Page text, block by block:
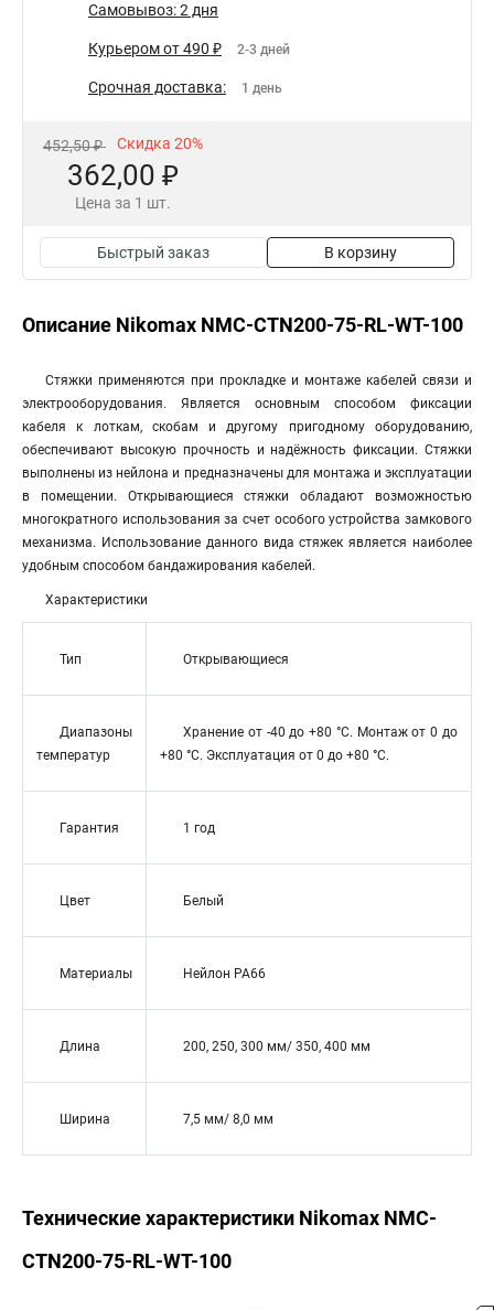
Самовывоз: 2 дня
Курьером от 490 ₽ 2-3 дней
Срочная доставка: 1 день
452,50 ₽ Скидка 20%
362,00 ₽
Цена за 1 шт.
Быстрый заказ В корзину
Описание Nikomax NMC-CTN200-75-RL-WT-100
Стяжки применяются при прокладке и монтаже кабелей связи и
электрооборудования. Является основным способом фиксации
кабеля к лоткам, скобам и другому пригодному оборудованию,
обеспечивают высокую прочность и надёжность фиксации. Стяжки
выполнены из нейлона и предназначены для монтажа и эксплуатации
в помещении. Открывающиеся стяжки обладают возможностью
многократного использования за счет особого устройства замкового
механизма. Использование данного вида стяжек является наиболее
удобным способом бандажирования кабелей.
Характеристики
Тип Открывающиеся
Диапазоны
температур
Хранение от -40 до +80 °С. Монтаж от 0 до
+80 °С. Эксплуатация от 0 до +80 °С.
Гарантия 1 год
Цвет Белый
Материалы Нейлон РА66
Длина 200, 250, 300 мм/ 350, 400 мм
Ширина 7,5 мм/ 8,0 мм
Технические характеристики Nikomax NMC-
CTN200-75-RL-WT-100